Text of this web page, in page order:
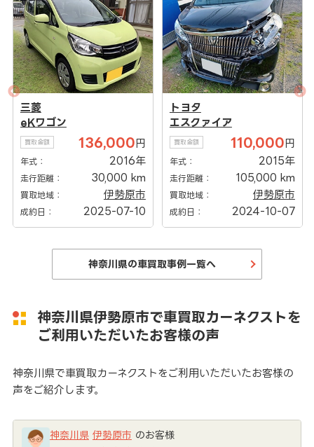
三菱
eKワゴン
買取金額 136,000 円
年式： 2016年
走行距離： 30,000 km
買取地域： 伊勢原市
成約日： 2025-07-10
トヨタ
エスクァイア
買取金額 110,000 円
年式： 2015年
走行距離： 105,000 km
買取地域： 伊勢原市
成約日： 2024-10-07
神奈川県の車買取事例一覧へ
神奈川県伊勢原市で車買取カーネクストを
ご利用いただいたお客様の声
神奈川県で車買取カーネクストをご利用いただいたお客様の
声をご紹介します。
神奈川県 伊勢原市 のお客様